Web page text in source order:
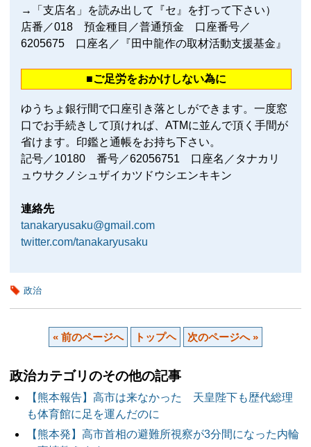
→「支店名」を読み出して『セ』を打って下さい）
店番／018 預金種目／普通預金 口座番号／
6205675 口座名／『田中龍作の取材活動支援基金』
■ご足労をおかけしない為に
ゆうちょ銀行間で口座引き落としができます。一度窓
口でお手続きして頂ければ、ATMに並んで頂く手間が
省けます。印鑑と通帳をお持ち下さい。
記号／10180 番号／62056751 口座名／タナカリ
ュウサクノシュザイカツドウシエンキキン
連絡先
tanakaryusaku@gmail.com
twitter.com/tanakaryusaku
政治
« 前のページへ トップヘ 次のページへ »
政治カテゴリのその他の記事
【熊本報告】高市は来なかった 天皇陛下も歴代総理
も体育館に足を運んだのに
【熊本発】高市首相の避難所視察が3分間になった内輪